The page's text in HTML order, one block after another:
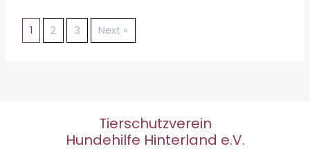
1 2 3 Next »
Tierschutzverein
Hundehilfe Hinterland e.V.